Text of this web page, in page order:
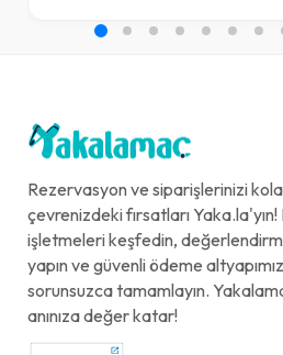
Rezervasyon ve siparişlerinizi
çevrenizdeki fırsatları
işletmeleri keşfedin,
yapın ve güvenli ödeme
sorunsuzca tamamlayın.
anınıza değer katar!